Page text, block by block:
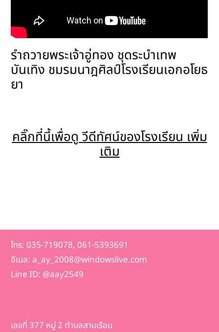
รำถวายพระเจ้าอู่ทอง ชุดระบำเทพ
บันเทิง ชมรมนาฎศิลป์โรงเรียนเอกอโยธ
ยา
คลิ๊กที่นี้เพื่อดู วีดีทัศน์ของโรงเรียน เพิ่ม
เติม
โทร: 035-719078, 061-5393691
อีเมล: a_ay_2008@windowslive.com
Line ID: @aay2549
เลขที่ 377 หมู่ 2 ตำบลสามเรือน